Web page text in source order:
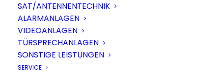
SAT/ANTENNENTECHNIK
ALARMANLAGEN
VIDEOANLAGEN
TÜRSPRECHANLAGEN
SONSTIGE LEISTUNGEN
SERVICE